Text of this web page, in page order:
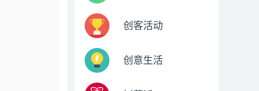
创客活动
创意生活